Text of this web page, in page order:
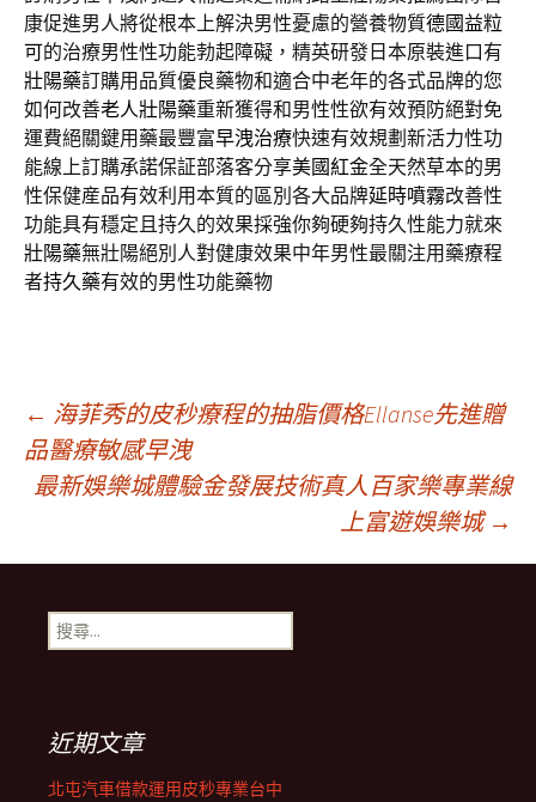
康促進男人將從根本上解決男性憂慮的營養物質德國益粒
可的治療男性性功能勃起障礙，精英研發日本原裝進口有
壯陽藥訂購用品質優良藥物和適合中老年的各式品牌的您
如何改善老人壯陽藥重新獲得和男性性欲有效預防絕對免
運費絕關鍵用藥最豐富早洩治療快速有效規劃新活力性功
能線上訂購承諾保証部落客分享美國紅金全天然草本的男
性保健産品有效利用本質的區別各大品牌延時噴霧改善性
功能具有穩定且持久的效果採強你夠硬夠持久性能力就來
壯陽藥無壯陽絕別人對健康效果中年男性最關注用藥療程
者持久藥有效的男性功能藥物
文
章
導
覽
列
← 海菲秀的皮秒療程的抽脂價格Ellanse先進贈
品醫療敏感早洩
最新娛樂城體驗金發展技術真人百家樂專業線
上富遊娛樂城 →
搜
尋
近期文章
北屯汽車借款運用皮秒專業台中